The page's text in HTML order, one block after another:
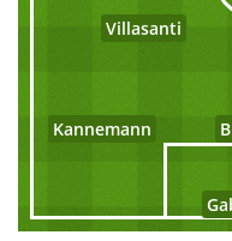
Villasanti
Kannemann